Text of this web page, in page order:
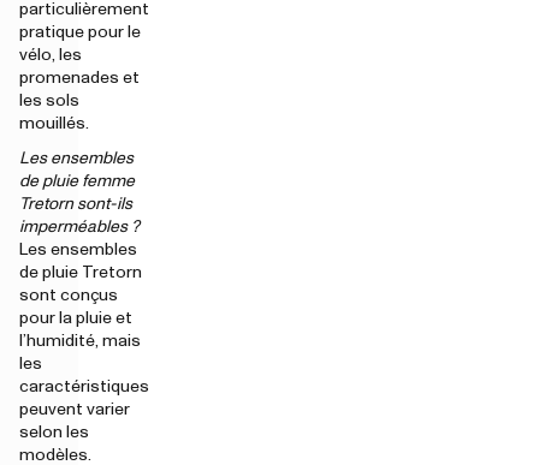
particulièrement
pratique pour le
vélo, les
promenades et
les sols
mouillés.
Les ensembles
de pluie femme
Tretorn sont-ils
imperméables ?
Les ensembles
de pluie Tretorn
sont conçus
pour la pluie et
l’humidité, mais
les
caractéristiques
peuvent varier
selon les
modèles.